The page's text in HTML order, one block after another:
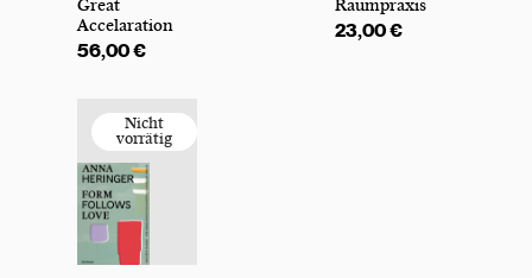
Great
Accelaration
56,00€
Raumpraxis
23,00€